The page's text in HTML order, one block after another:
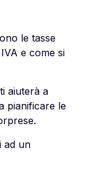
le tasse
e come si
aiuterà a
pianificare le
ad un